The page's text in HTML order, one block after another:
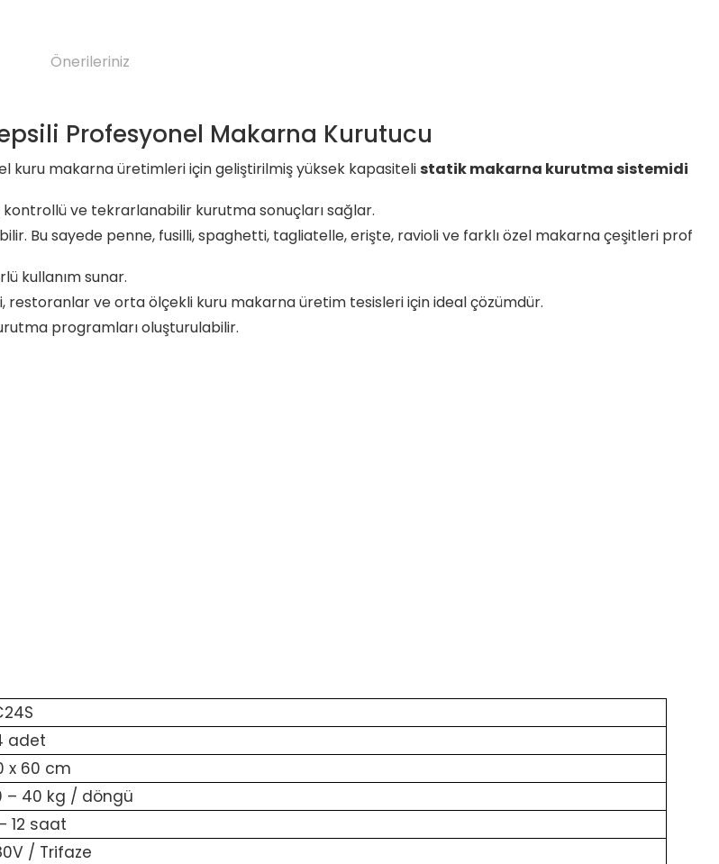
Önerileriniz
Profesyonel Makarna Kurutucu
kuru makarna üretimleri için geliştirilmiş yüksek kapasitelistatik makarna kurutma sistemidi
kontrollü ve tekrarlanabilir kurutma sonuçları sağlar.
Bu sayede penne, fusilli, spaghetti, tagliatelle, erişte, ravioli ve farklı özel makarna çeşitleri prof
kullanım sunar.
ve orta ölçekli kuru makarna üretim tesisleri için ideal çözümdür.
programları oluşturulabilir.
adet
x 60 cm
– 40 kg / döngü
– 12 saat
/ Trifaze